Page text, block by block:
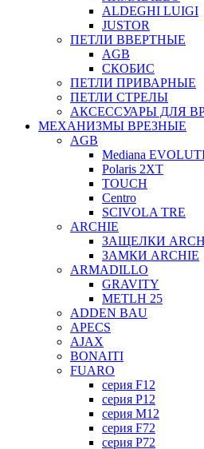
ALDEGHI LUIGI
JUSTOR
ПЕТЛИ ВВЕРТНЫЕ
AGB
СКОБИС
ПЕТЛИ ПРИВАРНЫЕ
ПЕТЛИ СТРЕЛЫ
АКСЕССУАРЫ ДЛЯ
МЕХАНИЗМЫ ВРЕЗНЫЕ
AGB
Mediana
Polaris 2XT
TOUCH
Centro
SCIVOLA TRE
ARCHIE
ЗАЩЕЛКИ
ЗАМКИ ARCHIE
ARMADILLO
GRAVITY
METLH 25
ADDEN BAU
APECS
AJAX
BONAITI
FUARO
серия F12
серия P12
серия M12
серия F72
серия P72